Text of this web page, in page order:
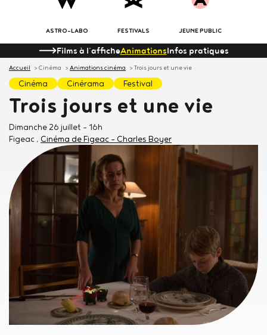
ASTRO-LABO FESTIVALS JEUNE PUBLIC
Films à l'afficheAnimationsInfos pratiques
Accueil Cinéma Animations cinéma Trois jours et une vie
cinéma cinérama festival
Trois jours et une vie
Dimanche 26 juillet - 16h
Figeac
Cinéma de Figeac - Charles Boyer